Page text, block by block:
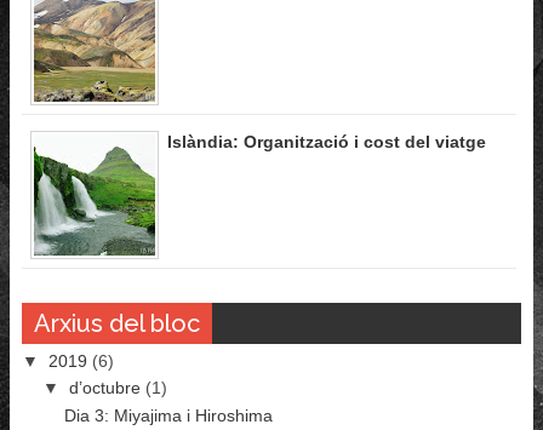
Islàndia: Organització i cost del viatge
Arxius del bloc
▼ 2019 (6)
▼ d’octubre (1)
Dia 3: Miyajima i Hiroshima